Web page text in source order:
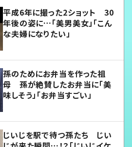
平成6年に撮った2ショット 30
年後の姿に…「美男美女」「こん
な夫婦になりたい」
孫のためにお弁当を作った祖
母 孫が絶賛したお弁当に「美
味しそう」「お弁当すごい」
じいじを駅で待つ孫たち じい